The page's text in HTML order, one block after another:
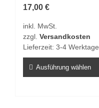
Optionen
auf
der
gewählt
werden
17,00 €
inkl. MwSt.
zzgl. Versandkosten
Lieferzeit: 3-4 Werktage
Ausführung wählen